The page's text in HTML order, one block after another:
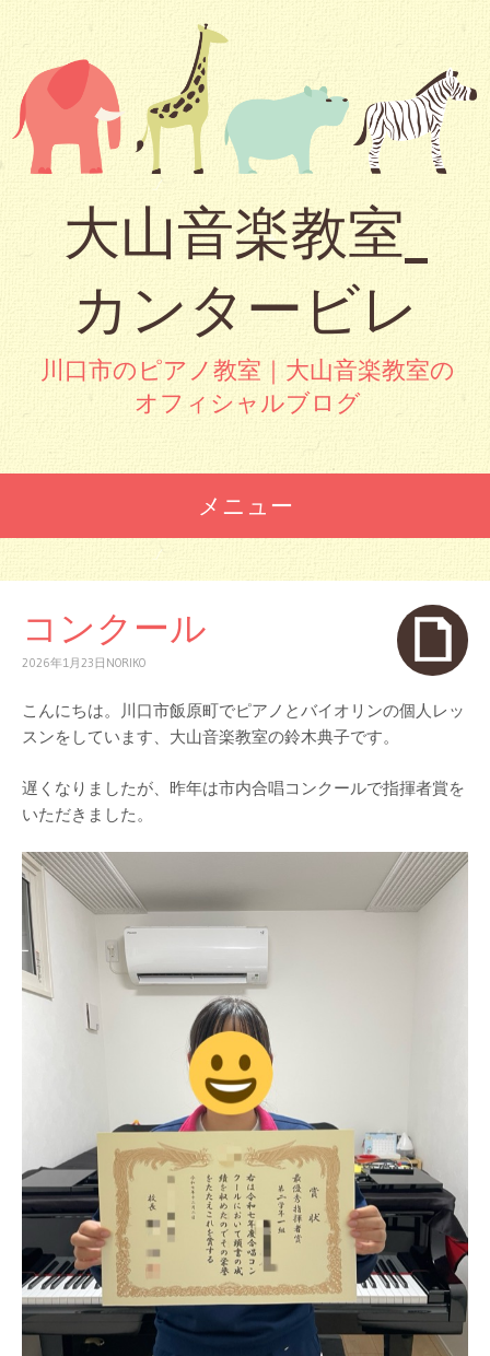
大山音楽教室_
カンタービレ
川口市のピアノ教室｜大山音楽教室の
オフィシャルブログ
メニュー
コンクール
2026年1月23日 NORIKO
こんにちは。川口市飯原町でピアノとバイオリンの個人レッ
スンをしています、大山音楽教室の鈴木典子です。
遅くなりましたが、昨年は市内合唱コンクールで指揮者賞を
いただきました。